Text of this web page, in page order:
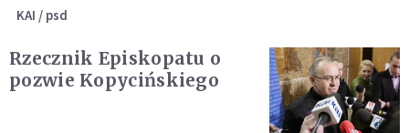
KAI / psd
Rzecznik Episkopatu o
pozwie Kopycińskiego